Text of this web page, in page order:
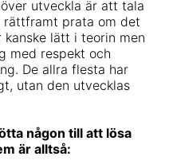
utveckla är att tala
rättframt prata om det
lätt i teorin men
med respekt och
De allra flesta har
utan den utvecklas
någon till att lösa
är alltså: